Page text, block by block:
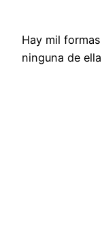
Hay mil
ninguna de